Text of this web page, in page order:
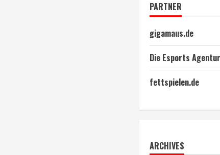
PARTNER
gigamaus.de
Die Esports Agentur
fettspielen.de
ARCHIVES